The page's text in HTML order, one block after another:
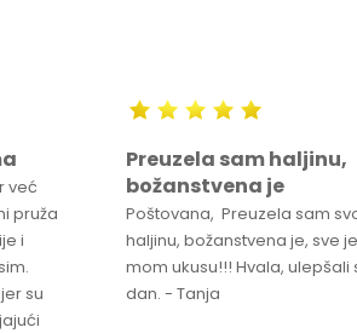
već
pruža
i
su
Preuzela sam haljinu,
božanstvena je
Poštovana, Preuzela sam
haljinu, božanstvena je, sve
mom ukusu!!! Hvala, ulepšali
dan. - Tanja